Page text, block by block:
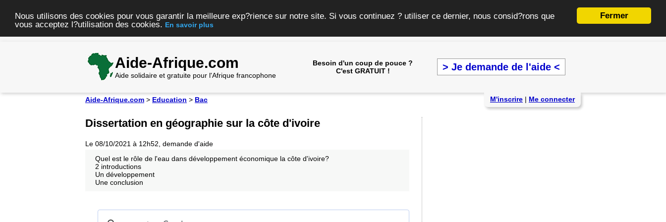
Fermer
Nous utilisons des cookies pour vous garantir la meilleure exp?rience sur notre site. Si vous continuez ? utiliser ce dernier, nous consid?rons que
vous acceptez l?utilisation des cookies. En savoir plus
Aide-Afrique.com
Aide solidaire et gratuite pour l'Afrique francophone
Besoin d'un coup de pouce ?
C'est GRATUIT !
> Je demande de l'aide <
Aide-Afrique.com > Education > Bac M'inscrire | Me connecter
Dissertation en géographie sur la côte d'ivoire
Le 08/10/2021 à 12h52, demande d'aide
Quel est le rôle de l'eau dans développement économique la côte d'ivoire?
2 introductions
Un développement
Une conclusion